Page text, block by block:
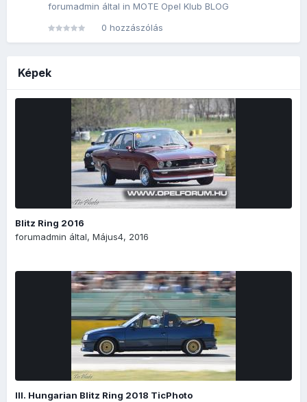
forumadmin által in MOTE Opel Klub BLOG
0 hozzászólás
Képek
Blitz Ring 2016
forumadmin által, Május4, 2016
III. Hungarian Blitz Ring 2018 TicPhoto